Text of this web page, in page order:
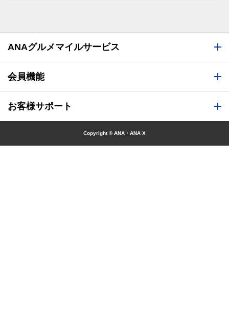
ANAグルメマイルサービス
会員機能
お客様サポート
Copyright © ANA・ANA X